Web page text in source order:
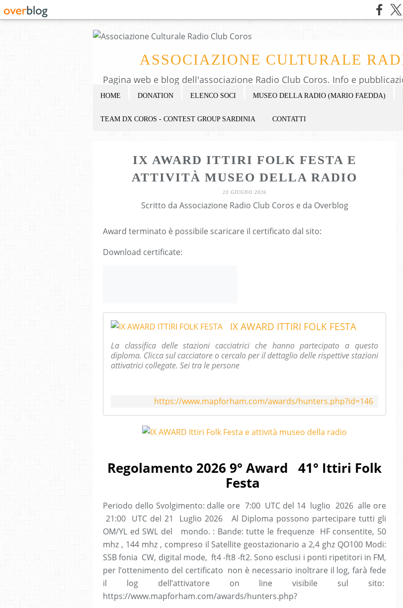
ASSOCIAZIONE CULTURALE
HOME DONATION ELENCO SOCI MUSEO DELLA RADIO (MARIO FAEDDA)
TEAM DX COROS - CONTEST GROUP SARDINIA CONTATTI
IX AWARD ITTIRI FOLK FESTA E
ATTIVITÀ MUSEO DELLA RADIO
23 GIUGNO 2026
Scritto da Associazione Radio Club Coros e da Overblog
Award terminato è possibile scaricare il certificato dal sito:
Download certificate:
IX AWARD ITTIRI FOLK FESTA
La classifica delle stazioni cacciatrici che hanno partecipato a questo
diploma. Clicca sul cacciatore o cercalo per il dettaglio delle rispettive stazioni
attivatrici collegate. Sei tra le persone
https://www.mapforham.com/awards/hunters.php?id=146
Regolamento 2026 9° Award 41° Ittiri Folk
Festa
Periodo dello Svolgimento: dalle ore 7:00 UTC del 14 luglio 2026 alle ore
21:00 UTC del 21 Luglio 2026 Al Diploma possono partecipare tutti gli
OM/YL ed SWL del mondo. : Bande: tutte le frequenze HF consentite, 50
mhz , 144 mhz , compreso il Satellite geostazionario a 2,4 ghz QO100 Modi:
SSB fonia CW, digital mode, ft4 -ft8 -ft2. Sono esclusi i ponti ripetitori in FM,
per l’ottenimento del certificato non è necessario inoltrare il log, farà fede
il log dell’attivatore on line visibile sul sito:
https://www.mapforham.com/awards/hunters.php?